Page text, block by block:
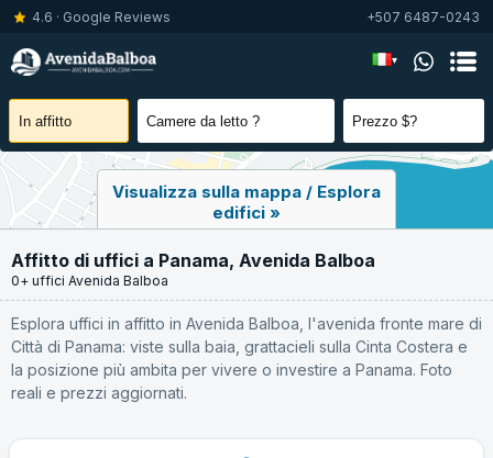
4.6 · Google Reviews +507 6487-0243
▾
Visualizza sulla mappa / Esplora
edifici »
Affitto di uffici a Panama, Avenida Balboa
0+ uffici Avenida Balboa
Esplora uffici in affitto in Avenida Balboa, l'avenida fronte mare di
Città di Panama: viste sulla baia, grattacieli sulla Cinta Costera e
la posizione più ambita per vivere o investire a Panama. Foto
reali e prezzi aggiornati.